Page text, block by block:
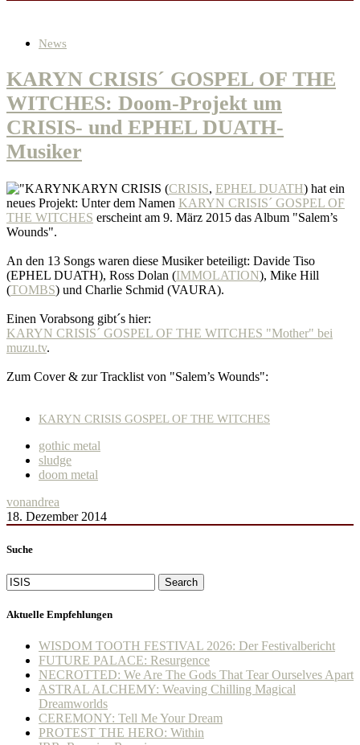
News
KARYN CRISIS´ GOSPEL OF THE
WITCHES: Doom-Projekt um
CRISIS- und EPHEL DUATH-
Musiker
KARYN CRISIS (CRISIS, EPHEL DUATH) hat ein
neues Projekt: Unter dem Namen KARYN CRISIS´ GOSPEL OF
THE WITCHES erscheint am 9. März 2015 das Album "Salem’s
Wounds".
An den 13 Songs waren diese Musiker beteiligt: Davide Tiso
(EPHEL DUATH), Ross Dolan (IMMOLATION), Mike Hill
(TOMBS) und Charlie Schmid (VAURA).
Einen Vorabsong gibt´s hier:
KARYN CRISIS´ GOSPEL OF THE WITCHES "Mother" bei
muzu.tv.
Zum Cover & zur Tracklist von "Salem’s Wounds":
KARYN CRISIS GOSPEL OF THE WITCHES
gothic metal
sludge
doom metal
vonandrea
18. Dezember 2014
Suche
Search
Aktuelle Empfehlungen
WISDOM TOOTH FESTIVAL 2026: Der Festivalbericht
FUTURE PALACE: Resurgence
NECROTTED: We Are The Gods That Tear Ourselves Apart
ASTRAL ALCHEMY: Weaving Chilling Magical
Dreamworlds
CEREMONY: Tell Me Your Dream
PROTEST THE HERO: Within